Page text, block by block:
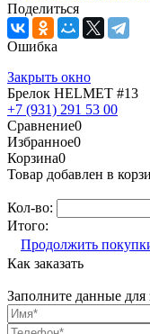
Поделиться
Ошибка
Закрыть окно
Брелок HELMET #13
+7 (931) 291 53 00
Сравнение0
Избранное0
Корзина0
Товар добавлен в
Кол-во:
Итого:
Продолжить
Как заказать
Заполните данные для